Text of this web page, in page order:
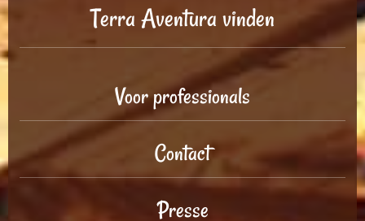
Terra Aventura vinden
Voor professionals
Contact
Presse